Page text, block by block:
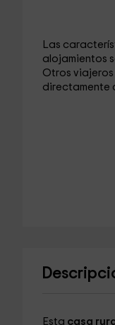
Las
alojamientos
Otros
directamente
Esta casa